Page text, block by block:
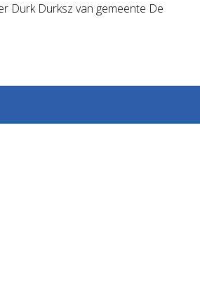
Durk Durksz van gemeente De